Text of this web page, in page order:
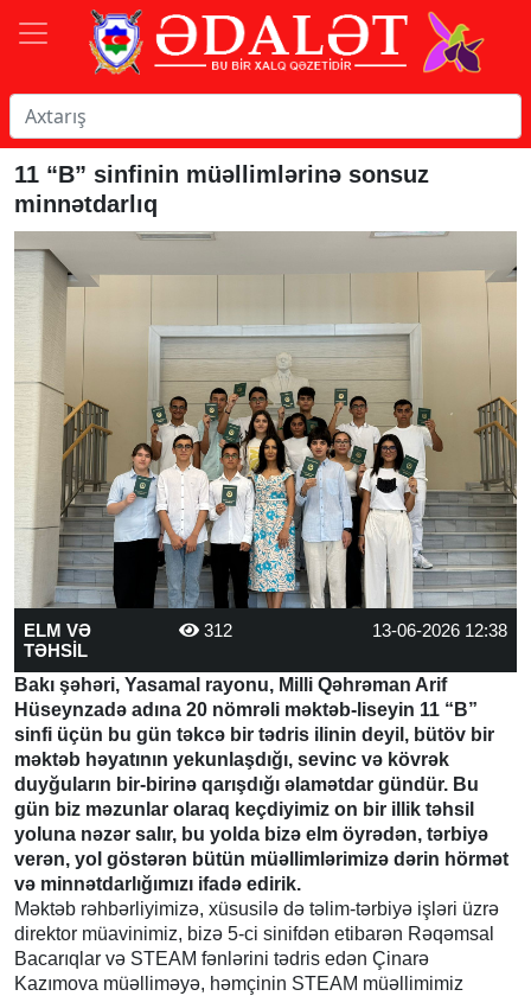
11 “B” sinfinin müəllimlərinə sonsuz
minnətdarlıq
ELM VƏ
TƏHSİL
312 13-06-2026 12:38
Bakı şəhəri, Yasamal rayonu, Milli Qəhrəman Arif
Hüseynzadə adına 20 nömrəli məktəb-liseyin 11 “B”
sinfi üçün bu gün təkcə bir tədris ilinin deyil, bütöv bir
məktəb həyatının yekunlaşdığı, sevinc və kövrək
duyğuların bir-birinə qarışdığı əlamətdar gündür. Bu
gün biz məzunlar olaraq keçdiyimiz on bir illik təhsil
yoluna nəzər salır, bu yolda bizə elm öyrədən, tərbiyə
verən, yol göstərən bütün müəllimlərimizə dərin hörmət
və minnətdarlığımızı ifadə edirik.
Məktəb rəhbərliyimizə, xüsusilə də təlim-tərbiyə işləri üzrə
direktor müavinimiz, bizə 5-ci sinifdən etibarən Rəqəmsal
Bacarıqlar və STEAM fənlərini tədris edən Çinarə
Kazımova müəlliməyə, həmçinin STEAM müəllimimiz